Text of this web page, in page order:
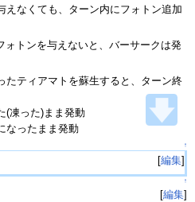
えなくても、ターン内にフォトン追加
ォトンを与えないと、バーサークは発
たティアマトを蘇生すると、ターン終
(凍った)まま発動
なったまま発動
↑
[編集]
↑
[編集]